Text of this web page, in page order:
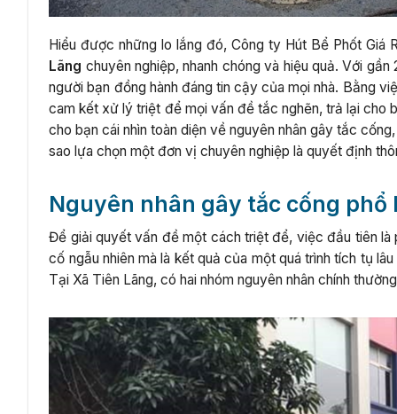
Hiểu được những lo lắng đó, Công ty Hút Bể Phốt Giá
Lãng chuyên nghiệp, nhanh chóng và hiệu quả. Với
người bạn đồng hành đáng tin cậy của mọi nhà. Bằng
cam kết xử lý triệt để mọi vấn đề tắc nghẽn, trả lại cho
cho bạn cái nhìn toàn diện về nguyên nhân gây tắc
sao lựa chọn một đơn vị chuyên nghiệp là quyết định
Nguyên nhân gây tắc cống phổ
Để giải quyết vấn đề một cách triệt để, việc đầu tiên là
cố ngẫu nhiên mà là kết quả của một quá trình tích tụ
Tại Xã Tiên Lãng, có hai nhóm nguyên nhân chính